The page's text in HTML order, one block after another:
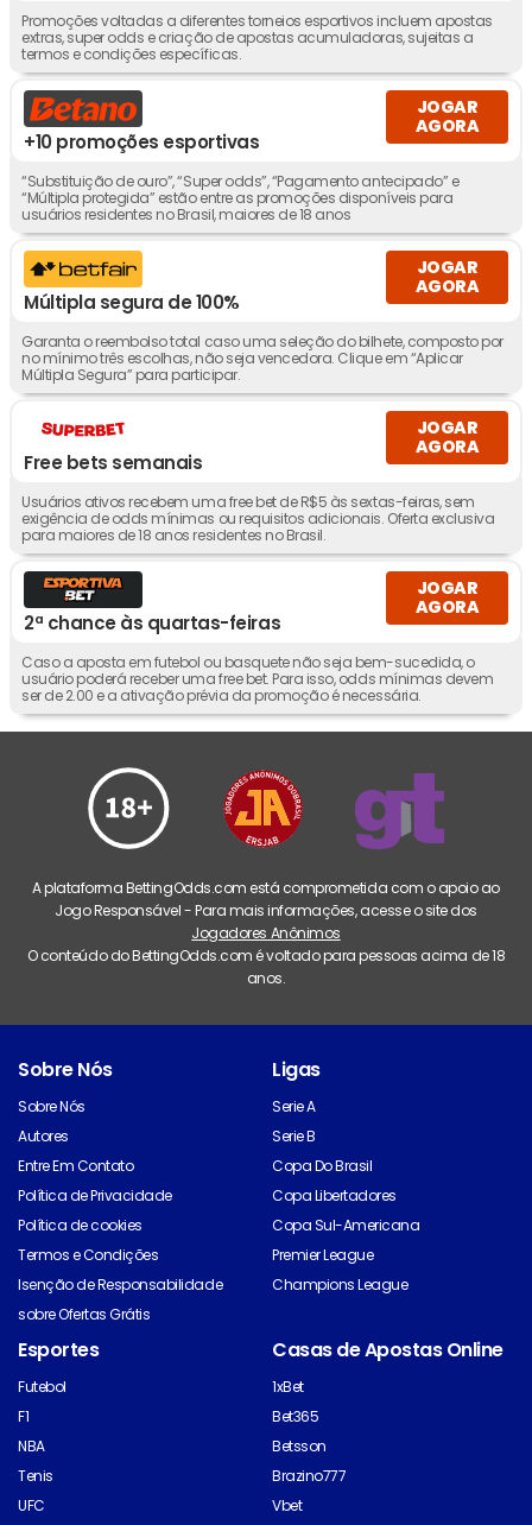
Promoções voltadas a diferentes torneios esportivos incluem apostas
extras, super odds e criação de apostas acumuladoras, sujeitas a
termos e condições específicas.
+10 promoções esportivas
JOGAR
AGORA
“Substituição de ouro”, “Super odds”, “Pagamento antecipado” e
“Múltipla protegida” estão entre as promoções disponíveis para
usuários residentes no Brasil, maiores de 18 anos
Múltipla segura de 100%
JOGAR
AGORA
Garanta o reembolso total caso uma seleção do bilhete, composto por
no mínimo três escolhas, não seja vencedora. Clique em “Aplicar
Múltipla Segura” para participar.
Free bets semanais
JOGAR
AGORA
Usuários ativos recebem uma free bet de R$5 às sextas-feiras, sem
exigência de odds mínimas ou requisitos adicionais. Oferta exclusiva
para maiores de 18 anos residentes no Brasil.
2ª chance às quartas-feiras
JOGAR
AGORA
Caso a aposta em futebol ou basquete não seja bem-sucedida, o
usuário poderá receber uma free bet. Para isso, odds mínimas devem
ser de 2.00 e a ativação prévia da promoção é necessária.
A plataforma BettingOdds.com está comprometida com o apoio ao
Jogo Responsável - Para mais informações, acesse o site dos
Jogadores Anônimos
O conteúdo do BettingOdds.com é voltado para pessoas acima de 18
anos.
Sobre Nós
Sobre Nós
Autores
Entre Em Contato
Política de Privacidade
Política de cookies
Termos e Condições
Isenção de Responsabilidade
sobre Ofertas Grátis
Ligas
Serie A
Serie B
Copa Do Brasil
Copa Libertadores
Copa Sul-Americana
Premier League
Champions League
Esportes
Futebol
F1
NBA
Tenis
UFC
Casas de Apostas Online
1xBet
Bet365
Betsson
Brazino777
Vbet